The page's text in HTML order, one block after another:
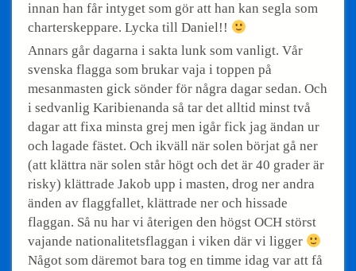
innan han får intyget som gör att han kan segla som
charterskeppare. Lycka till Daniel!!
Annars går dagarna i sakta lunk som vanligt. Vår
svenska flagga som brukar vaja i toppen på
mesanmasten gick sönder för några dagar sedan. Och
i sedvanlig Karibienanda så tar det alltid minst två
dagar att fixa minsta grej men igår fick jag ändan ur
och lagade fästet. Och ikväll när solen börjat gå ner
(att klättra när solen står högt och det är 40 grader är
risky) klättrade Jakob upp i masten, drog ner andra
änden av flaggfallet, klättrade ner och hissade
flaggan. Så nu har vi återigen den högst OCH störst
vajande nationalitetsflaggan i viken där vi ligger
Något som däremot bara tog en timme idag var att få